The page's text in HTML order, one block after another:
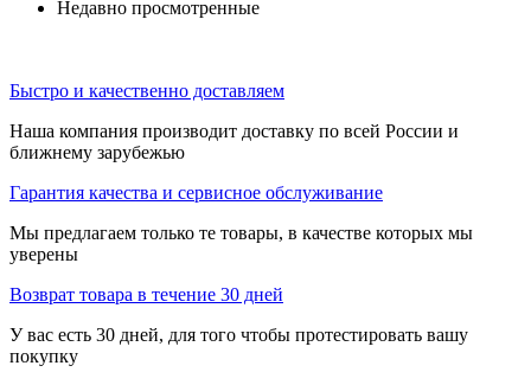
Недавно просмотренные
Быстро и качественно доставляем
Наша компания производит доставку по всей России и
ближнему зарубежью
Гарантия качества и сервисное обслуживание
Мы предлагаем только те товары, в качестве которых мы
уверены
Возврат товара в течение 30 дней
У вас есть 30 дней, для того чтобы протестировать вашу
покупку